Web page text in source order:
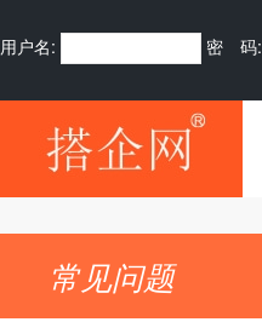
用户名: 密 码:
常见问题